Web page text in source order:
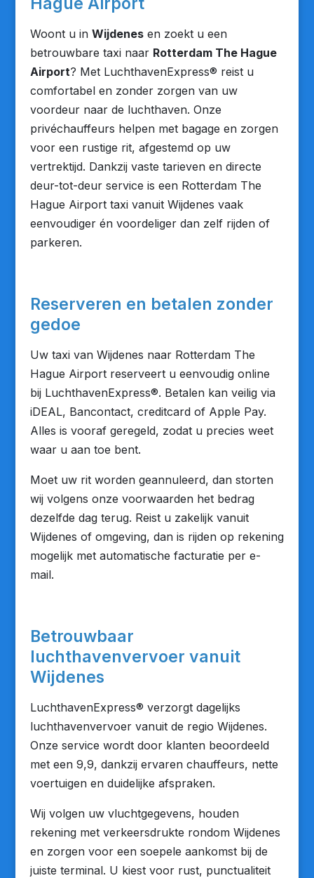
Woont u in Wijdenesen zoekt u een
betrouwbare taxi naar Rotterdam The Hague
Airport? Met LuchthavenExpress® reist u
comfortabel en zonder zorgen van uw
voordeur naar de luchthaven. Onze
privéchauffeurs helpen met bagage en zorgen
voor een rustige rit, afgestemd op uw
vertrektijd. Dankzij vaste tarieven en directe
deur-tot-deur service is een Rotterdam The
Hague Airport taxi vanuit Wijdenes vaak
eenvoudiger én voordeliger dan zelf rijden of
parkeren.
Reserveren en betalen zonder
gedoe
Uw taxi van Wijdenes naar Rotterdam The
Hague Airport reserveert u eenvoudig online
bij LuchthavenExpress®. Betalen kan veilig via
iDEAL, Bancontact, creditcard of Apple Pay.
Alles is vooraf geregeld, zodat u precies weet
waar u aan toe bent.
Moet uw rit worden geannuleerd, dan storten
wij volgens onze voorwaarden het bedrag
dezelfde dag terug. Reist u zakelijk vanuit
Wijdenes of omgeving, dan is rijden op rekening
mogelijk met automatische facturatie per e-
mail.
Betrouwbaar
luchthavenvervoer vanuit
Wijdenes
LuchthavenExpress® verzorgt dagelijks
luchthavenvervoer vanuit de regio Wijdenes.
Onze service wordt door klanten beoordeeld
met een 9,9, dankzij ervaren chauffeurs, nette
voertuigen en duidelijke afspraken.
Wij volgen uw vluchtgegevens, houden
rekening met verkeersdrukte rondom Wijdenes
en zorgen voor een soepele aankomst bij de
juiste terminal. U kiest voor rust, punctualiteit